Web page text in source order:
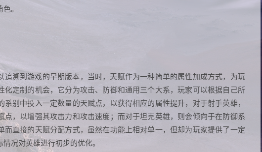
。
追溯到游戏的早期版本，当时，天赋作为一种简单的属性加成方式，为玩
化定制的机会，它分为攻击、防御和通用三个大系，玩家可以根据自己所
别中投入一定数量的天赋点，以获得相应的属性提升，对于射手英雄，
点，以增强其攻击力和攻击速度；而对于坦克英雄，则会倾向于在防御系
而直接的天赋分配方式，虽然在功能上相对单一，但却为玩家提供了一定
况对英雄进行初步的优化。